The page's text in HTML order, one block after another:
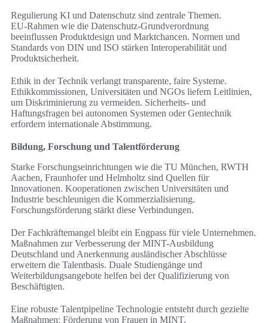
Regulierung KI und Datenschutz sind zentrale Themen.
EU‑Rahmen wie die Datenschutz‑Grundverordnung
beeinflussen Produktdesign und Marktchancen. Normen und
Standards von DIN und ISO stärken Interoperabilität und
Produktsicherheit.
Ethik in der Technik verlangt transparente, faire Systeme.
Ethikkommissionen, Universitäten und NGOs liefern Leitlinien,
um Diskriminierung zu vermeiden. Sicherheits‑ und
Haftungsfragen bei autonomen Systemen oder Gentechnik
erfordern internationale Abstimmung.
Bildung, Forschung und Talentförderung
Starke Forschungseinrichtungen wie die TU München, RWTH
Aachen, Fraunhofer und Helmholtz sind Quellen für
Innovationen. Kooperationen zwischen Universitäten und
Industrie beschleunigen die Kommerzialisierung.
Forschungsförderung stärkt diese Verbindungen.
Der Fachkräftemangel bleibt ein Engpass für viele Unternehmen.
Maßnahmen zur Verbesserung der MINT-Ausbildung
Deutschland und Anerkennung ausländischer Abschlüsse
erweitern die Talentbasis. Duale Studiengänge und
Weiterbildungsangebote helfen bei der Qualifizierung von
Beschäftigten.
Eine robuste Talentpipeline Technologie entsteht durch gezielte
Maßnahmen: Förderung von Frauen in MINT,